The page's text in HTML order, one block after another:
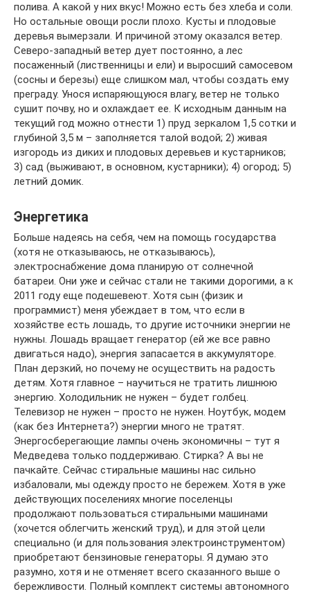
полива. А какой у них вкус! Можно есть без хлеба и соли.
Но остальные овощи росли плохо. Кусты и плодовые
деревья вымерзали. И причиной этому оказался ветер.
Северо-западный ветер дует постоянно, а лес
посаженный (лиственницы и ели) и выросший самосевом
(сосны и березы) еще слишком мал, чтобы создать ему
преграду. Унося испаряющуюся влагу, ветер не только
сушит почву, но и охлаждает ее. К исходным данным на
текущий год можно отнести 1) пруд зеркалом 1,5 сотки и
глубиной 3,5 м – заполняется талой водой; 2) живая
изгородь из диких и плодовых деревьев и кустарников;
3) сад (выживают, в основном, кустарники); 4) огород; 5)
летний домик.
Энергетика
Больше надеясь на себя, чем на помощь государства
(хотя не отказываюсь, не отказываюсь),
электроснабжение дома планирую от солнечной
батареи. Они уже и сейчас стали не такими дорогими, а к
2011 году еще подешевеют. Хотя сын (физик и
программист) меня убеждает в том, что если в
хозяйстве есть лошадь, то другие источники энергии не
нужны. Лошадь вращает генератор (ей же все равно
двигаться надо), энергия запасается в аккумуляторе.
План дерзкий, но почему не осуществить на радость
детям. Хотя главное – научиться не тратить лишнюю
энергию. Холодильник не нужен – будет голбец.
Телевизор не нужен – просто не нужен. Ноутбук, модем
(как без Интернета?) энергии много не тратят.
Энергосберегающие лампы очень экономичны – тут я
Медведева только поддерживаю. Стирка? А вы не
пачкайте. Сейчас стиральные машины нас сильно
избаловали, мы одежду просто не бережем. Хотя в уже
действующих поселениях многие поселенцы
продолжают пользоваться стиральными машинами
(хочется облегчить женский труд), и для этой цели
специально (и для пользования электроинструментом)
приобретают бензиновые генераторы. Я думаю это
разумно, хотя и не отменяет всего сказанного выше о
бережливости. Полный комплект системы автономного